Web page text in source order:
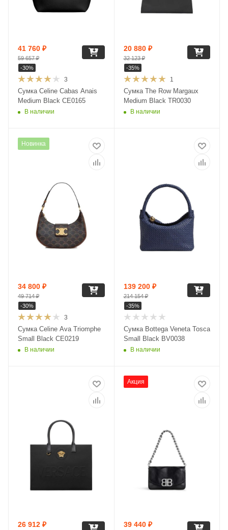
3
Сумка Celine Cabas Anais
Medium Black CE0165
В наличии
41 760 ₽
59 657₽
-30%
1
Сумка The Row Margaux
Medium Black TR0030
В наличии
20 880₽
32 123₽
-35%
Новинка
3
Сумка Celine Ava Triomphe
Small Black CE0219
В наличии
34 800 ₽
49 714₽
-30%
Сумка Bottega Veneta Tosca
Small Black BV0038
В наличии
139 200₽
214 154₽
-35%
26 912 ₽
Акция
39 440₽